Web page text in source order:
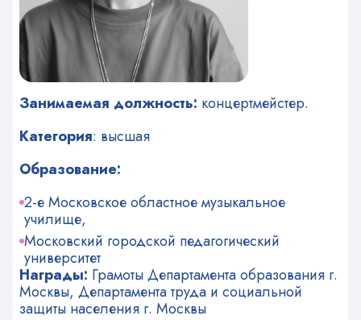
Занимаемая должность: концертмейстер.
Категория: высшая
Образование:
2-е Московское областное музыкальное
училище,
Московский городской педагогический
университет
Награды: Грамоты Департамента образования г.
Москвы, Департамента труда и социальной
защиты населения г. Москвы